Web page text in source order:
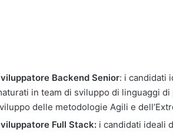
Backend Senior: i candidati
in team di sviluppo di linguaggi
delle metodologie Agili e
Full Stack: i candidati ideali